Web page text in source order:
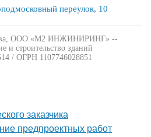
переулок, 10
ООО «М2 ИНЖИНИРИНГ» --
и строительство зданий
/ ОГРН 1107746028851
заказчика
предпроектных работ